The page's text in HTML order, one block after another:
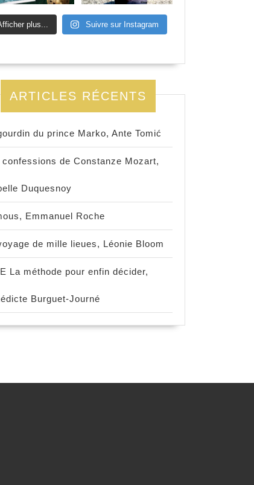
plus... Suivre sur Instagram
ARTICLES RÉCENTS
du prince Marko, Ante Tomić
confessions de Constanze Mozart,
Duquesnoy
Emmanuel Roche
de mille lieues, Léonie Bloom
La méthode pour enfin décider,
Burguet-Journé